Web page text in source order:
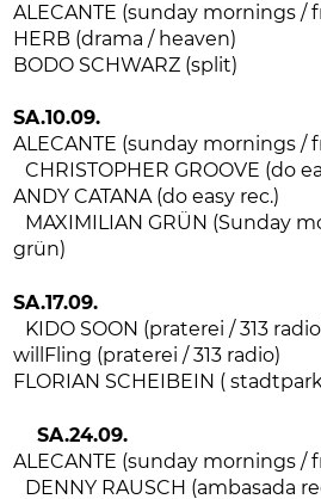
ALECANTE (sunday mornings /
HERB (drama / heaven)
BODO SCHWARZ (split)
SA.10.09.
ALECANTE (sunday mornings /
CHRISTOPHER GROOVE (do
ANDY CATANA (do easy rec.)
MAXIMILIAN GRÜN (Sunday
grün)
SA.17.09.
KIDO SOON (praterei / 313
willFling (praterei / 313 radio)
FLORIAN SCHEIBEIN (
SA.24.09.
ALECANTE (sunday mornings /
DENNY RAUSCH (ambasada